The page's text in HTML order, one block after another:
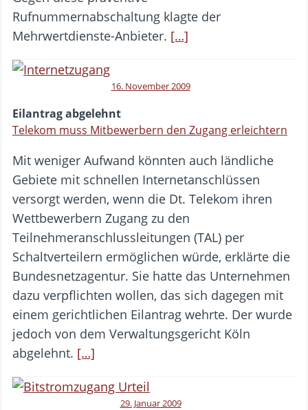
Rufnummernabschaltung klagte der
Mehrwertdienste-Anbieter. […]
16. November 2009
Eilantrag abgelehnt
Telekom muss Mitbewerbern den Zugang erleichtern
Mit weniger Aufwand könnten auch ländliche
Gebiete mit schnellen Internetanschlüssen
versorgt werden, wenn die Dt. Telekom ihren
Wettbewerbern Zugang zu den
Teilnehmeranschlussleitungen (TAL) per
Schaltverteilern ermöglichen würde, erklärte die
Bundesnetzagentur. Sie hatte das Unternehmen
dazu verpflichten wollen, das sich dagegen mit
einem gerichtlichen Eilantrag wehrte. Der wurde
jedoch von dem Verwaltungsgericht Köln
abgelehnt. […]
29. Januar 2009